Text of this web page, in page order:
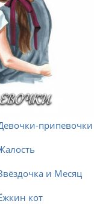
припевочки
и Месяц
кот